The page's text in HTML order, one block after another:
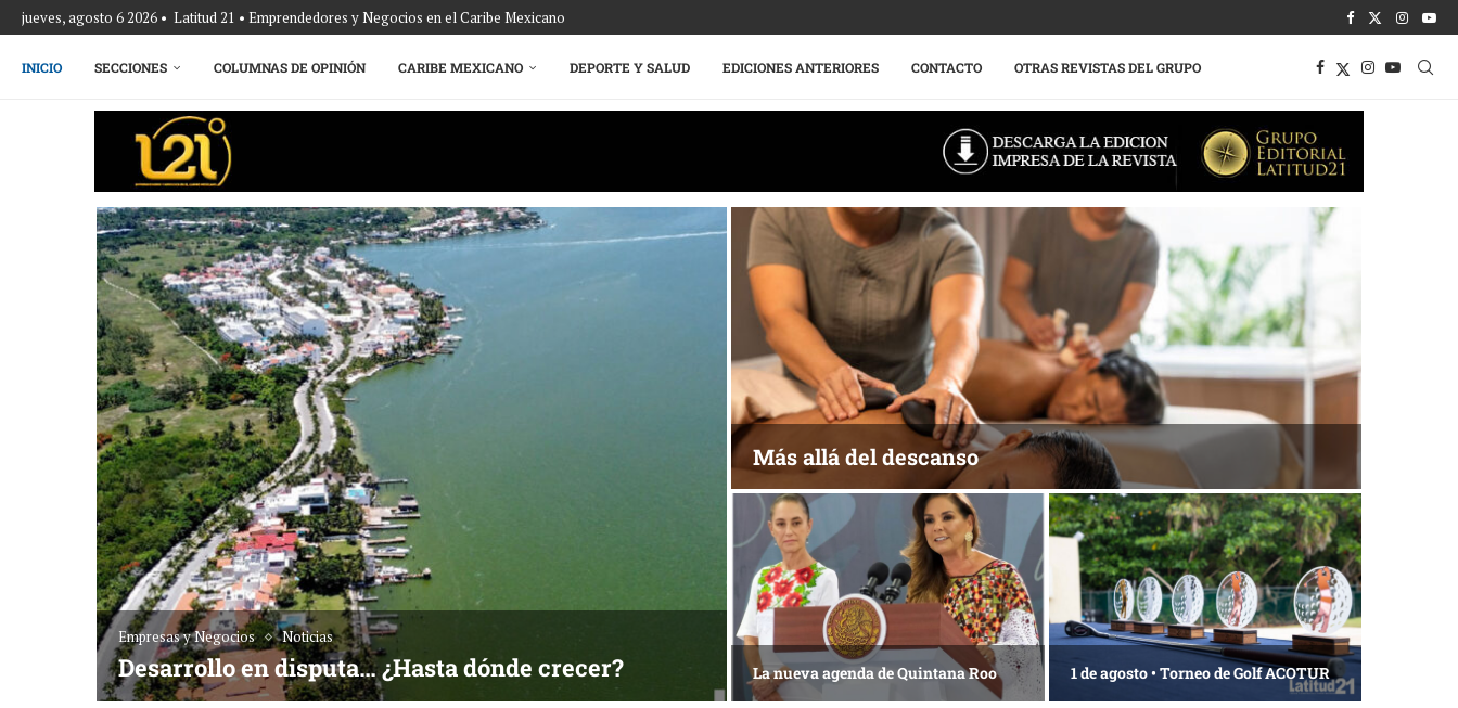
jueves, agosto 6 2026 • Latitud 21 • Emprendedores y Negocios en el Caribe Mexicano
INICIO SECCIONES COLUMNAS DE OPINIÓN CARIBE MEXICANO DEPORTE Y SALUD EDICIONES ANTERIORES CONTACTO OTRAS REVISTAS DEL GRUPO
Empresas y Negocios Noticias
Desarrollo en disputa… ¿Hasta dónde crecer?
Más allá del descanso
La nueva agenda de Quintana Roo 1 de agosto • Torneo de Golf ACOTUR